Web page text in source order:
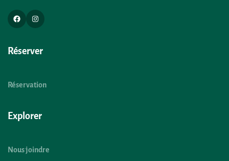
Réserver
Réservation
Explorer
Nous joindre